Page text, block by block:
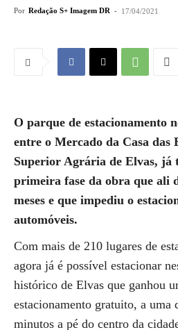
Por Redação S+ Imagem DR - 17/04/2021
O parque de estacionamento
entre o Mercado da Casa das
Superior Agrária de Elvas, já
primeira fase da obra que ali
meses e que impediu o
automóveis.
Com mais de 210 lugares de
agora já é possível estacionar
histórico de Elvas que ganhou
estacionamento gratuito, a uma
minutos a pé do centro da